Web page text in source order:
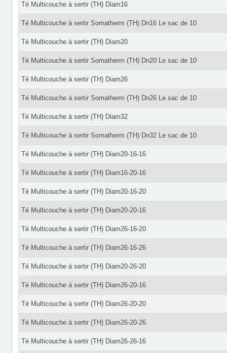
Té Multicouche à sertir (TH) Diam16
Té Multicouche à sertir Somatherm (TH) Dn16 Le sac de 10
Té Multicouche à sertir (TH) Diam20
Té Multicouche à sertir Somatherm (TH) Dn20 Le sac de 10
Té Multicouche à sertir (TH) Diam26
Té Multicouche à sertir Somatherm (TH) Dn26 Le sac de 10
Té Multicouche à sertir (TH) Diam32
Té Multicouche à sertir Somatherm (TH) Dn32 Le sac de 10
Té Multicouche à sertir (TH) Diam20-16-16
Té Multicouche à sertir (TH) Diam16-20-16
Té Multicouche à sertir (TH) Diam20-16-20
Té Multicouche à sertir (TH) Diam20-20-16
Té Multicouche à sertir (TH) Diam26-16-20
Té Multicouche à sertir (TH) Diam26-16-26
Té Multicouche à sertir (TH) Diam20-26-20
Té Multicouche à sertir (TH) Diam26-20-16
Té Multicouche à sertir (TH) Diam26-20-20
Té Multicouche à sertir (TH) Diam26-20-26
Té Multicouche à sertir (TH) Diam26-26-16